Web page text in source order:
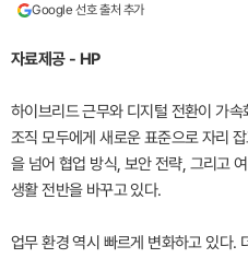
Google 선호 출처 추가
자료제공 - HP
하이브리드 근무와 디지털 전환이 가
조직 모두에게 새로운 표준으로 자리
을 넘어 협업 방식, 보안 전략, 그리고
생활 전반을 바꾸고 있다.
업무 환경 역시 빠르게 변화하고 있다.